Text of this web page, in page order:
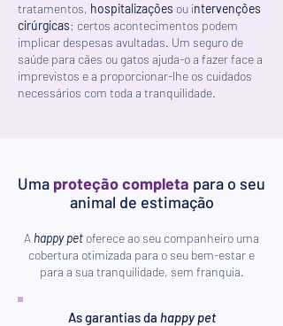
tratamentos, hospitalizações ou intervenções
cirúrgicas: certos acontecimentos podem
implicar despesas avultadas. Um seguro de
saúde para cães ou gatos ajuda-o a fazer face a
imprevistos e a proporcionar-lhe os cuidados
necessários com toda a tranquilidade.
Uma proteção completa para o seu
animal de estimação
A happy pet oferece ao seu companheiro uma
cobertura otimizada para o seu bem-estar e
para a sua tranquilidade, sem franquia.
As garantias da happy pet